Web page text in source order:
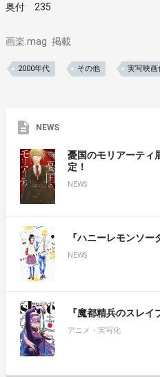
奥付 235
画楽.mag 掲載
2000年代 その他 実写映画
NEWS
憂国のモリアーテ
定！
NEWS
『ハニーレモンソー
NEWS
『魔都精兵のスレ
アニメ・実写化